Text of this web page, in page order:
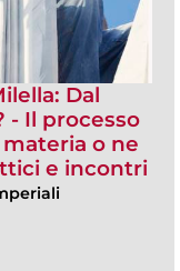
Dal
- Il processo
o ne
e incontri